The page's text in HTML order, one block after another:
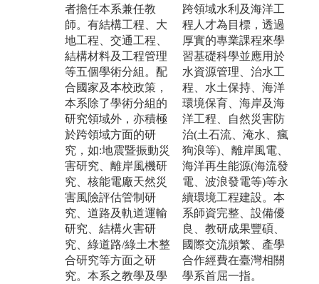
者擔任本系兼任教
師。有結構工程、大
地工程、交通工程、
結構材料及工程管理
等五個學術分組。配
合國家及本校政策，
本系除了學術分組的
研究領域外，亦積極
於跨領域方面的研
究，如:地震暨振動災
害研究、離岸風機研
究、核能電廠天然災
害風險評估管制研
究、道路及軌道運輸
研究、結構火害研
究、綠道路/綠土木整
合研究等方面之研
究。本系之教學及學
跨領域水利及海洋工
程人才為目標，透過
厚實的專業課程來學
習基礎科學並應用於
水資源管理、治水工
程、水土保持、海洋
環境保育、海岸及海
洋工程、自然災害防
治(土石流、淹水、瘋
狗浪等)、離岸風電、
海洋再生能源(海流發
電、波浪發電等)等永
續環境工程建設。本
系師資完整、設備優
良、教研成果豐碩、
國際交流頻繁、產學
合作經費在臺灣相關
學系首屈一指。